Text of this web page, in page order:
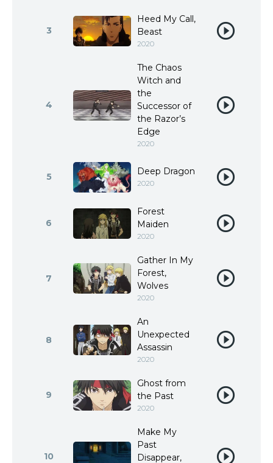
3
Heed My Call,
Beast
2020
4
The Chaos
Witch and
the
Successor of
the Razor’s
Edge
2020
5 Deep Dragon
2020
6
Forest
Maiden
2020
7
Gather In My
Forest,
Wolves
2020
8
An
Unexpected
Assassin
2020
9
Ghost from
the Past
2020
10
Make My
Past
Disappear,